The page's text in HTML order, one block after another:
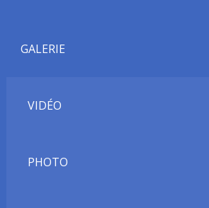
GALERIE
VIDÉO
PHOTO